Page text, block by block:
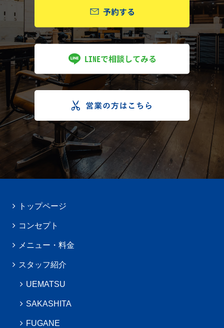
トップページ
コンセプト
メニュー・料金
スタッフ紹介
UEMATSU
SAKASHITA
FUGANE